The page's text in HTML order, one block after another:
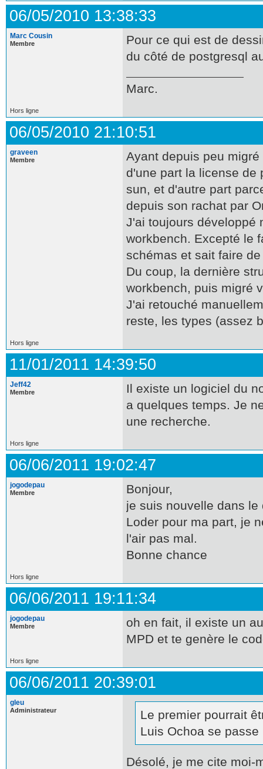
06/05/2010 13:38:33
Marc Cousin
Membre
Pour ce qui est de
du côté de postgresql
Marc.
Hors ligne
06/05/2010 21:10:51
graveen
Membre
Ayant depuis peu
d'une part la license de
sun, et d'autre part
depuis son rachat par
J'ai toujours développé
workbench. Excepté le
schémas et sait faire
Du coup, la dernière
workbench, puis migré
J'ai retouché
reste, les types (assez
Hors ligne
11/01/2011 14:39:50
Jeff42
Membre
Il existe un logiciel du
a quelques temps. Je
une recherche.
Hors ligne
06/06/2011 19:02:47
jogodepau
Membre
Bonjour,
je suis nouvelle dans le
Loder pour ma part, je
l'air pas mal.
Bonne chance
Hors ligne
06/06/2011 19:11:34
jogodepau
Membre
oh en fait, il existe un
MPD et te genère le
Hors ligne
06/06/2011 20:39:01
gleu
Administrateur
Le premier pourrait
Luis Ochoa se
Désolé, je me cite moi-